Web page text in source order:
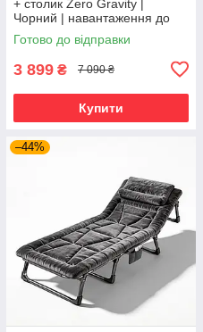
+ столик Zero Gravity |
Чорний | навантаження до
120 кг | 2 крісла + столик |
LEOBRO LB-ZGT-F3-PLD |
Готово до відправки
3 899 ₴ 7 090 ₴
Купити
–44%